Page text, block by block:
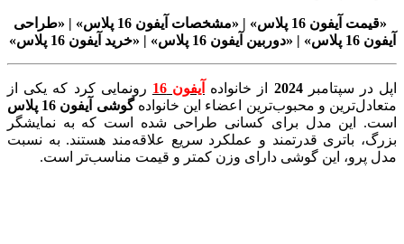
«قیمت آیفون 16 پلاس» | «مشخصات آیفون 16 پلاس» | «طراحی
آیفون 16 پلاس» | «دوربین آیفون 16 پلاس» | «خرید آیفون 16 پلاس»
اپل در سپتامبر2024 از خانواده آیفون 16
رونمایی کرد که یکی از
متعادل‌ترین و محبوب‌ترین اعضاء این خانوادهگوشی آیفون 16 پلاس
است. این مدل برای کسانی طراحی شده است که به نمایشگر
بزرگ، باتری قدرتمند و عملکرد سریع علاقه‌مند هستند. به نسبت
مدل پرو، این گوشی دارای وزن کمتر و قیمت مناسب‌تر است.